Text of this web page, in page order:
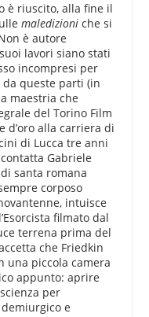
è riuscito, alla fine il
maledizioni che si
è autore
lavori siano stati
incompresi per
queste parti (in
maestria che
del Torino Film
d’oro alla carriera di
di Lucca tre anni
Gabriele
santa romana
corposo
intuisce
filmato dal
terrena prima del
che Friedkin
una piccola camera
appunto: aprire
per
e